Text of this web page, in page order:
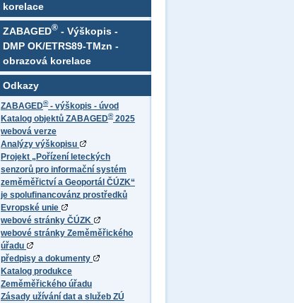
korelace
ZABAGED® - Výškopis -
DMP OK/ETRS89-TMzn -
obrazová korelace
Odkazy
ZABAGED®- výškopis - úvod
Katalog objektů ZABAGED®2025
webová verze
Analýzy výškopisu
Projekt „Pořízení leteckých
senzorů pro informační systém
zeměměřictví a Geoportál ČÚZK“
je spolufinancovánz prostředků
Evropské unie
webové stránky ČÚZK
webové stránky Zeměměřického
úřadu
předpisy a dokumenty
Katalog produkce
Zeměměřického úřadu
Zásady užívání dat a služeb ZÚ